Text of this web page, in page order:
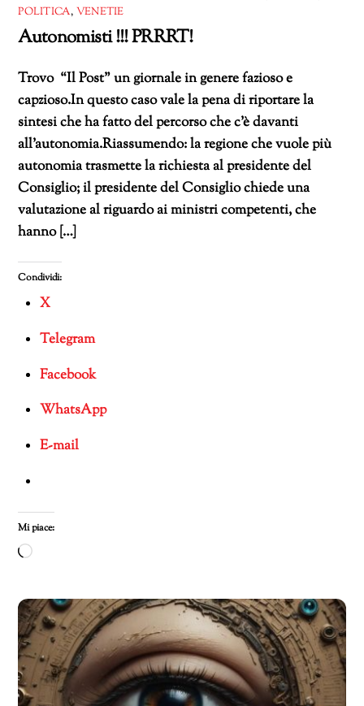
POLITICA, VENETIE
Autonomisti !!! PRRRT!
Trovo “Il Post” un giornale in genere fazioso e
capzioso.In questo caso vale la pena di riportare la
sintesi che ha fatto del percorso che c’è davanti
all’autonomia.Riassumendo: la regione che vuole più
autonomia trasmette la richiesta al presidente del
Consiglio; il presidente del Consiglio chiede una
valutazione al riguardo ai ministri competenti, che
hanno […]
Condividi:
X
Telegram
Facebook
WhatsApp
E-mail
Mi piace:
Caricamento
corso…